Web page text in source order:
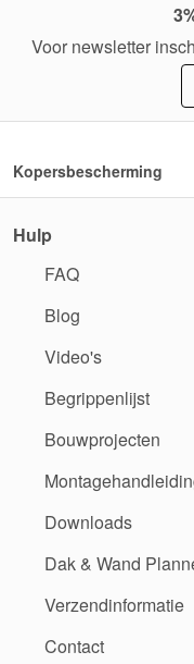
Voor newsletter
Kopersbescherming
Hulp
FAQ
Blog
Video's
Begrippenlijst
Bouwprojecten
Downloads
Dak & Wand
Verzendinformatie
Contact